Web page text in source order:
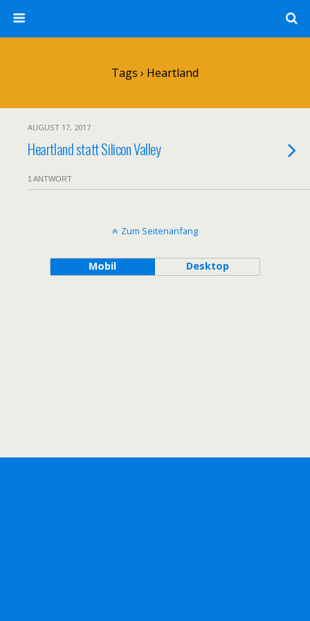
Tags › Heartland
AUGUST 17, 2017
Heartland statt Silicon Valley
1 ANTWORT
Zum Seitenanfang
Mobil Desktop